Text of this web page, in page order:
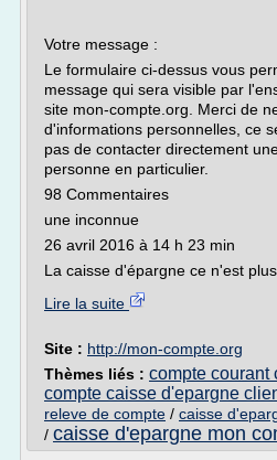
Votre message :
Le formulaire ci-dessus vous
message qui sera visible par
site mon-compte.org. Merci de
d'informations personnelles, ce
pas de contacter directement
personne en particulier.
98 Commentaires
une inconnue
26 avril 2016 à 14 h 23 min
La caisse d'épargne ce n'est
Lire la suite
Site : http://mon-compte.org
Thèmes liés : compte courant
compte caisse d'epargne
releve de compte / caisse
/ caisse d'epargne mon